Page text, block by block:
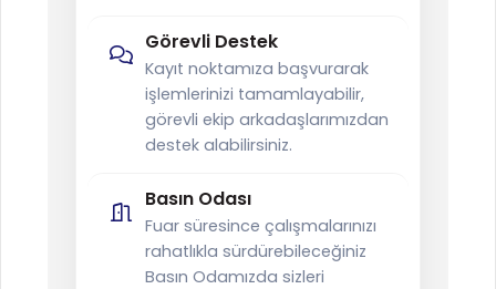
Görevli Destek
Kayıt noktamıza başvurarak
işlemlerinizi tamamlayabilir,
görevli ekip arkadaşlarımızdan
destek alabilirsiniz.
Basın Odası
Fuar süresince çalışmalarınızı
rahatlıkla sürdürebileceğiniz
Basın Odamızda sizleri